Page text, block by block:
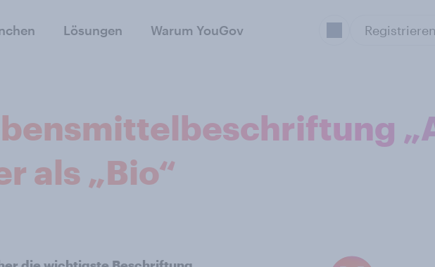
Lösungen Warum YouGov Registrieren
als „Bio“